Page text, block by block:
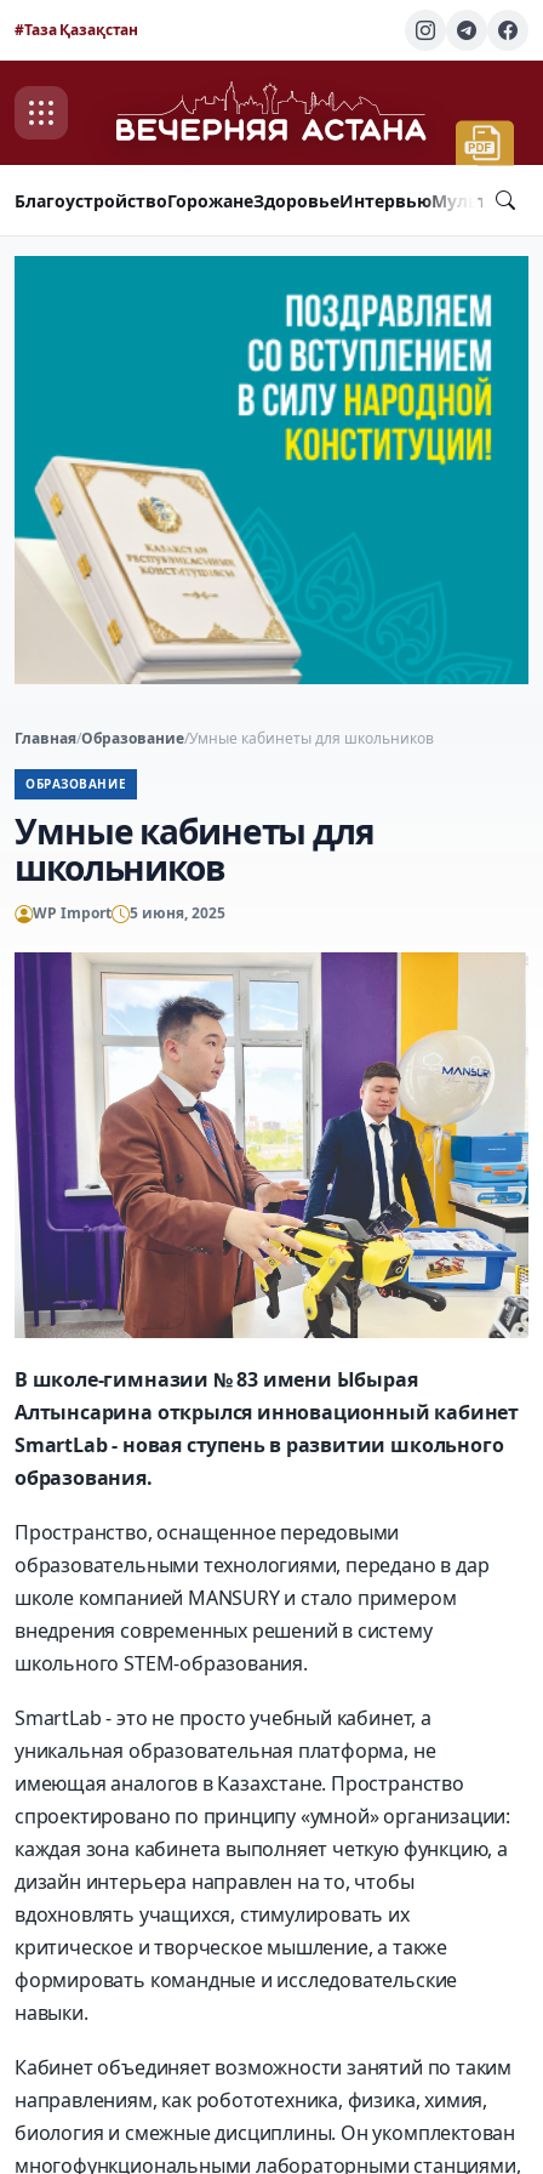
#Таза Қазақстан
БлагоустройствоГорожанеЗдоровьеИнтервью
Главная/Образование/Умные кабинеты для школьников
ОБРАЗОВАНИЕ
Умные кабинеты для
школьников
WP Import 5 июня, 2025
В школе-гимназии № 83 имени Ыбырая
Алтынсарина открылся инновационный кабинет
SmartLab - новая ступень в развитии школьного
образования.
Пространство, оснащенное передовыми
образовательными технологиями, передано в дар
школе компанией MANSURY и стало примером
внедрения современных решений в систему
школьного STEM-образования.
SmartLab - это не просто учебный кабинет, а
уникальная образовательная платформа, не
имеющая аналогов в Казахстане. Пространство
спроектировано по принципу «умной» организации:
каждая зона кабинета выполняет четкую функцию, а
дизайн интерьера направлен на то, чтобы
вдохновлять учащихся, стимулировать их
критическое и творческое мышление, а также
формировать командные и исследовательские
навыки.
Кабинет объединяет возможности занятий по таким
направлениям, как робототехника, физика, химия,
биология и смежные дисциплины. Он укомплектован
многофункциональными лабораторными станциями,